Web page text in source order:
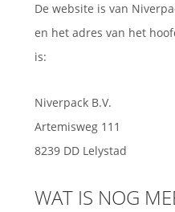
De website is van
en het adres van het
is:
Niverpack B.V.
Artemisweg 111
8239 DD Lelystad
WAT IS NOG